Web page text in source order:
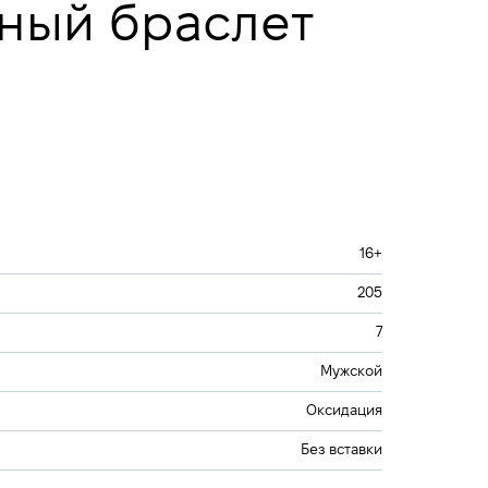
браслет
16+
205
7
Мужской
Оксидация
Без вставки